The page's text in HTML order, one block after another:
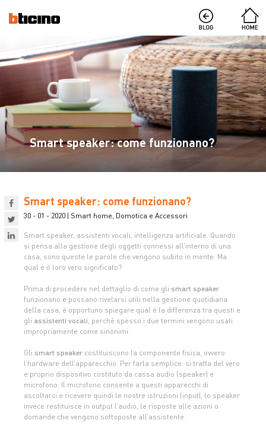
Smart speaker: come funzionano?
Smart speaker: come funzionano?
30 - 01 - 2020 | Smart home, Domotica e Accessori
Smart speaker, assistenti vocali, intelligenza artificiale. Quando
si pensa alla gestione degli oggetti connessi all’interno di una
casa, sono queste le parole che vengono subito in mente. Ma
qual è il loro vero significato?
Prima di procedere nel dettaglio di come gli smart speaker
funzionano e possano rivelarsi utili nella gestione quotidiana
della casa, è opportuno spiegare qual è la differenza tra questi e
gli assistenti vocali, perché spesso i due termini vengono usati
impropriamente come sinonimi.
Gli smart speaker costituiscono la componente fisica, ovvero
l’hardware dell’apparecchio. Per farla semplice: si tratta del vero
e proprio dispositivo costituto da cassa audio (speaker) e
microfono. Il microfono consente a questi apparecchi di
ascoltarci e ricevere quindi le nostre istruzioni (input), lo speaker
invece restituisce in output l’audio, le risposte alle azioni o
domande che vengono sottoposte all’assistente.